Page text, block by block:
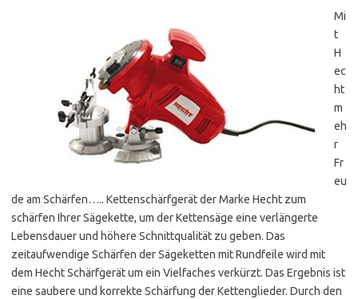
Mi
t
H
ec
ht
m
eh
r
Fr
eu
de am Schärfen….. Kettenschärfgerät der Marke Hecht zum
schärfen Ihrer Sägekette, um der Kettensäge eine verlängerte
Lebensdauer und höhere Schnittqualität zu geben. Das
zeitaufwendige Schärfen der Sägeketten mit Rundfeile wird mit
dem Hecht Schärfgerät um ein Vielfaches verkürzt. Das Ergebnis ist
eine saubere und korrekte Schärfung der Kettenglieder. Durch den